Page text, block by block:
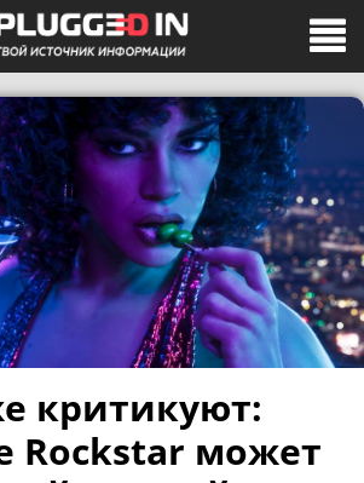
критикуют:
Rockstar может